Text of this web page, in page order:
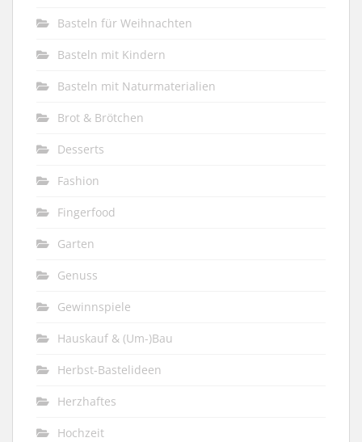
Basteln für Weihnachten
Basteln mit Kindern
Basteln mit Naturmaterialien
Brot & Brötchen
Desserts
Fashion
Fingerfood
Garten
Genuss
Gewinnspiele
Hauskauf & (Um-)Bau
Herbst-Bastelideen
Herzhaftes
Hochzeit